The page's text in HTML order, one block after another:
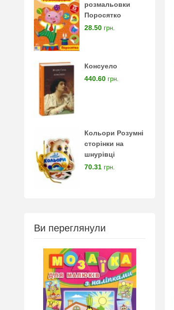
розмальовки
Поросятко
28.50 грн.
Консуело
440.60 грн.
Кольори Розумні
сторінки на
шнурівці
70.31 грн.
Ви переглянули